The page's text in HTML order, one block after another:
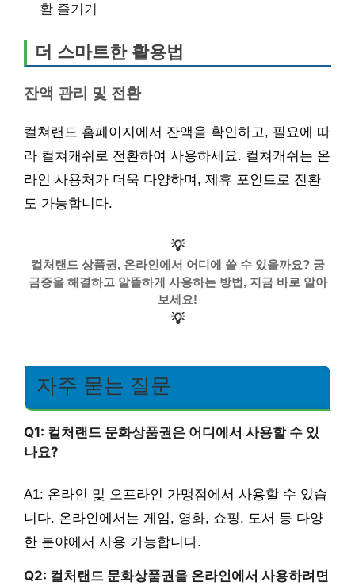
활 즐기기
더 스마트한 활용법
잔액 관리 및 전환
컬쳐랜드 홈페이지에서 잔액을 확인하고, 필요에 따
라 컬쳐캐쉬로 전환하여 사용하세요. 컬쳐캐쉬는 온
라인 사용처가 더욱 다양하며, 제휴 포인트로 전환
도 가능합니다.
💡
컬처랜드 상품권, 온라인에서 어디에 쓸 수 있을까요? 궁
금증을 해결하고 알뜰하게 사용하는 방법, 지금 바로 알아
보세요!
💡
자주 묻는 질문
Q1: 컬처랜드 문화상품권은 어디에서 사용할 수 있
나요?
A1: 온라인 및 오프라인 가맹점에서 사용할 수 있습
니다. 온라인에서는 게임, 영화, 쇼핑, 도서 등 다양
한 분야에서 사용 가능합니다.
Q2: 컬처랜드 문화상품권을 온라인에서 사용하려면